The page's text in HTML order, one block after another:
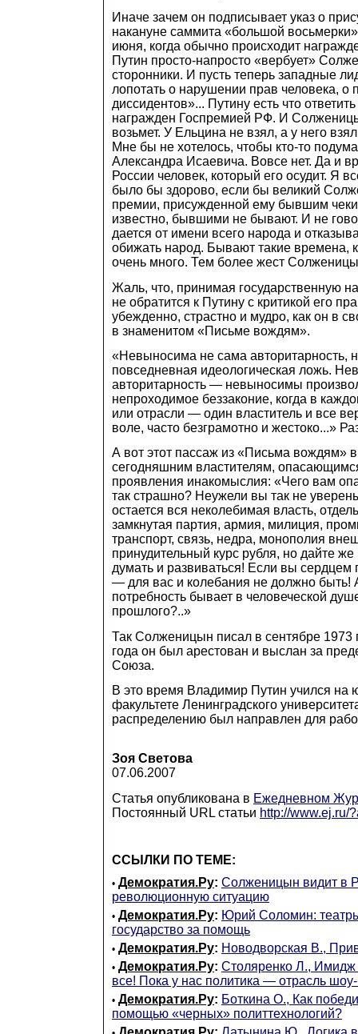
Иначе зачем он подписывает указ о
накануне саммита «большой
июня, когда обычно происходит
Путин просто-напросто «вербует»
сторонники. И пусть теперь западные
лопотать о нарушении прав человека, о
диссидентов»... Путину есть что
награжден Госпремией РФ. И
возьмет. У Ельцина не взял, а у него
Мне бы не хотелось, чтобы кто-то
Александра Исаевича. Вовсе нет. Да и
России человек, который его осудит. Я
было бы здорово, если бы великий
премии, присужденной ему бывшим
известно, бывшими не бывают. И не
дается от имени всего народа и
обижать народ. Бывают такие времена,
очень много. Тем более жест
Жаль, что, принимая государственную
не обратится к Путину с критикой его
убежденно, страстно и мудро, как он в
в знаменитом «Письме вождям».
«Невыносима не сама авторитарность,
повседневная идеологическая ложь.
авторитарность — невыносимы
непроходимое беззаконие, когда в
или отрасли — один властитель и все
воле, часто безграмотно и жестоко...»
А вот этот пассаж из «Письма вождям»
сегодняшним властителям,
проявления инакомыслия: «Чего вам
так страшно? Неужели вы так не
остается вся неколебимая власть,
замкнутая партия, армия, милиция,
транспорт, связь, недра, монополия
принудительный курс рубля, но дайте
думать и развиваться! Если вы сердцем
— для вас и колебания не должно быть!
потребность бывает в человеческой
прошлого?..»
Так Солженицын писал в сентябре
года он был арестован и выслан за
Союза.
В это время Владимир Путин учился на
факультете Ленинградского
распределению был направлен для
Зоя Светова
07.06.2007
Статья опубликована в Ежедневном
Постоянный URL статьи http://www.ej.ru/
ССЫЛКИ ПО ТЕМЕ:
• Демократия.Ру: Солженицын видит в
революционную ситуацию
• Демократия.Ру: Юрий Соломин:
государство за помощь
• Демократия.Ру: Новодворская В.,
• Демократия.Ру: Столяренко Л., Имидж
все! Пока у нас политика — отрасль
• Демократия.Ру: Боткина О., Как
помощью «черных» политтехнологий?